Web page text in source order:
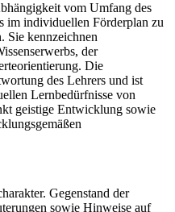
vom Umfang des
im individuellen Förderplan zu
Sie kennzeichnen
der
Die
des Lehrers und ist
Lernbedürfnisse von
geistige Entwicklung sowie
Gegenstand der
sowie Hinweise auf